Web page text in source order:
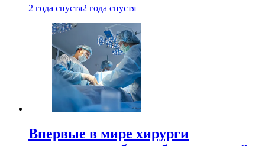
2 года спустя2 года спустя
Впервые в мире хирурги